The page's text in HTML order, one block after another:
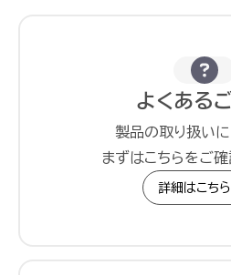
よくある
製品の取り扱いに
まずはこちらをご確
詳細はこちら